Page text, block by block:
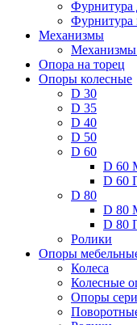
Фурнитура
Фурнитура
Механизмы
Механизмы
Опора на торец
Опоры колесные
D 30
D 35
D 40
D 50
D 60
D 60
D 60
D 80
D 80
D 80
Ролики
Опоры
Колеса
Колесные
Опоры